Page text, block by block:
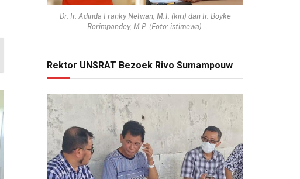
Dr. Ir. Adinda Franky Nelwan, M.T. (kiri) dan Ir. Boyke
Rorimpandey, M.P. (Foto: istimewa).
Rektor UNSRAT Bezoek Rivo Sumampouw